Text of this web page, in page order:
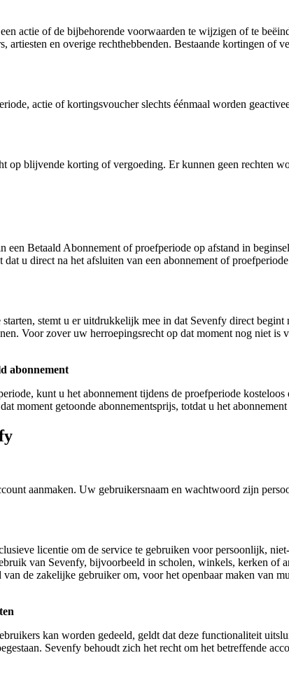
actie of de bijbehorende voorwaarden te wijzigen of te
artiesten en overige rechthebbenden. Bestaande kortingen
actie of kortingsvoucher slechts éénmaal worden
op blijvende korting of vergoeding. Er kunnen geen rechten
een Betaald Abonnement of proefperiode op afstand in
u direct na het afsluiten van een abonnement of
stemt u er uitdrukkelijk mee in dat Sevenfy direct
Voor zover uw herroepingsrecht op dat moment nog niet
abonnement
kunt u het abonnement tijdens de proefperiode
moment getoonde abonnementsprijs, totdat u het abonnement
aanmaken. Uw gebruikersnaam en wachtwoord zijn
licentie om de service te gebruiken voor persoonlijk,
van Sevenfy, bijvoorbeeld in scholen, winkels, kerken of
de zakelijke gebruiker om, voor het openbaar maken van
kan worden gedeeld, geldt dat deze functionaliteit
Sevenfy behoudt zich het recht om het betreffende